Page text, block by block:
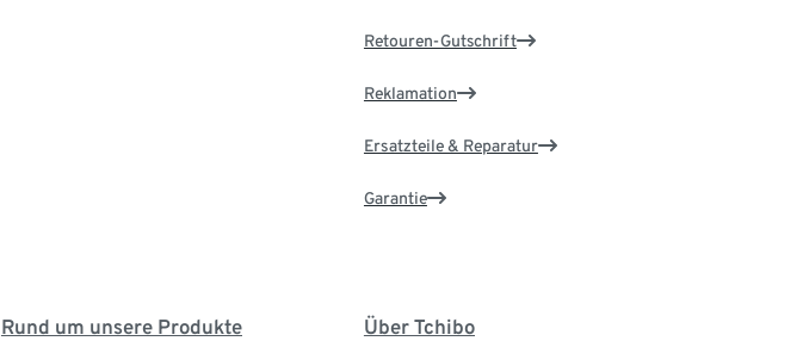
Retouren-Gutschrift
Reklamation
Ersatzteile & Reparatur
Garantie
Rund um unsere Produkte Über Tchibo